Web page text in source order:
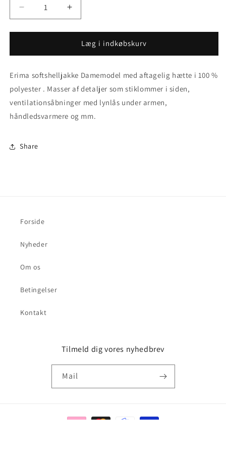
Reducer
antallet
for
størrelse
-
Softshelljakke
-
Sporty
jakke
hætte
Øg
antallet
for
Outlet
størrelse
-
Softshelljakke
Sporty
jakke
Læg i indkøbskurv
Erima softshelljakke Damemodel med aftagelig hætte i 100 %
polyester . Masser af detaljer som stiklommer i siden,
ventilationsåbninger med lynlås under armen,
håndledsvarmere og mm.
Share
Forside
Nyheder
Om os
Betingelser
Kontakt
Tilmeld dig vores nyhedbrev
Mail
Betalingsmetoder